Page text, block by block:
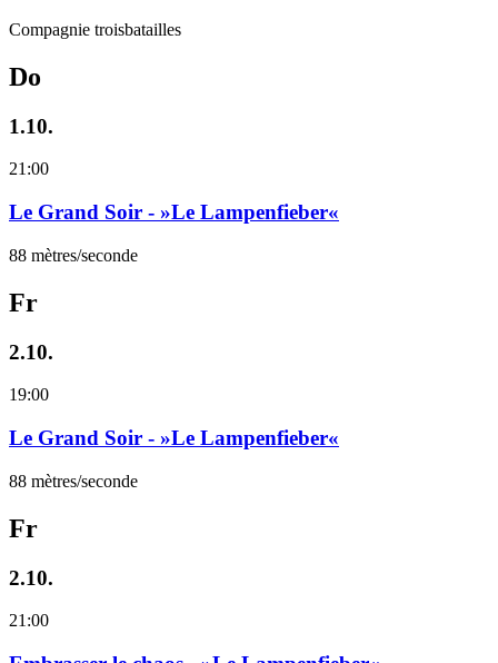
Compagnie troisbatailles
Do
1.10.
21:00
Le Grand Soir - »Le Lampenfieber«
88 mètres/seconde
Fr
2.10.
19:00
Le Grand Soir - »Le Lampenfieber«
88 mètres/seconde
Fr
2.10.
21:00